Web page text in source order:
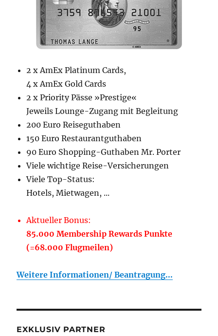
2 x AmEx Platinum Cards,
4 x AmEx Gold Cards
2 x Priority Pässe »Prestige«
Jeweils Lounge-Zugang mit Begleitung
200 Euro Reiseguthaben
150 Euro Restaurantguthaben
90 Euro Shopping-Guthaben Mr. Porter
Viele wichtige Reise-Versicherungen
Viele Top-Status:
Hotels, Mietwagen, ...
Aktueller Bonus:
85.000 Membership Rewards Punkte
(=68.000 Flugmeilen)
Weitere Informationen/ Beantragung...
EXKLUSIV PARTNER